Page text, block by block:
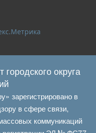
округа
зарегистрировано в
в сфере связи,
коммуникаций